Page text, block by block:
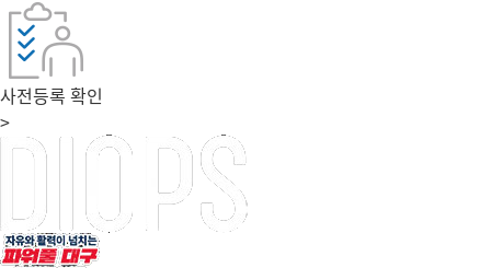
사전등록 확인
>